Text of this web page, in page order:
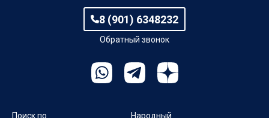
8 (901) 6348232
Обратный звонок
Поиск по
Народный